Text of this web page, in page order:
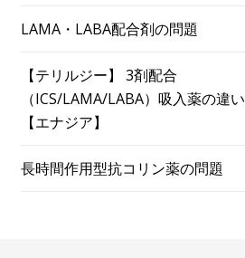
LAMA・LABA配合剤の問題
【テリルジー】 3剤配合
（ICS/LAMA/LABA）吸入薬の違い
【エナジア】
長時間作用型抗コリン薬の問題